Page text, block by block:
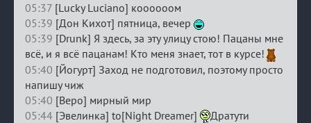
05:37 [Lucky Luciano] коооооом
05:39 [Дон Кихот] пятница, вечер
05:39 [Drunk] Я здесь, за эту улицу стою! Пацаны мне
всё, и я всё пацанам! Кто меня знает, тот в курсе!
05:40 [Йогурт] Заход не подготовил, поэтому просто
напишу чиж
05:40 [Веро] мирный мир
05:44 [Эвелинка] to[Night Dreamer]
Дратути